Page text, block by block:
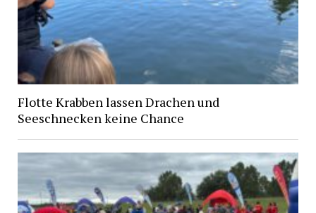
Flotte Krabben lassen Drachen und
Seeschnecken keine Chance